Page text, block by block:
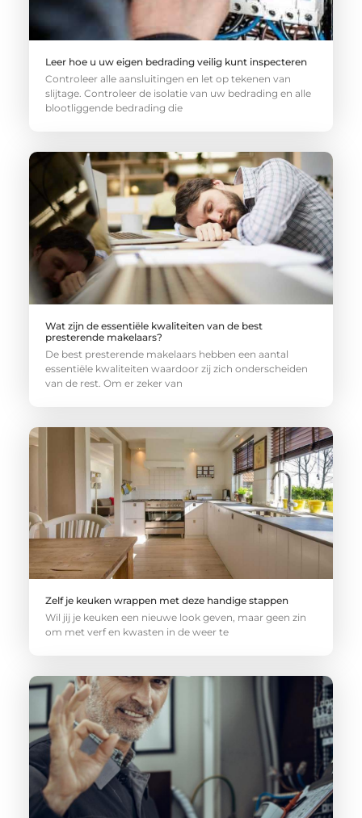
Leer hoe u uw eigen bedrading veilig kunt inspecteren
Controleer alle aansluitingen en let op tekenen van
slijtage. Controleer de isolatie van uw bedrading en alle
blootliggende bedrading die
Wat zijn de essentiële kwaliteiten van de best
presterende makelaars?
De best presterende makelaars hebben een aantal
essentiële kwaliteiten waardoor zij zich onderscheiden
van de rest. Om er zeker van
Zelf je keuken wrappen met deze handige stappen
Wil jij je keuken een nieuwe look geven, maar geen zin
om met verf en kwasten in de weer te